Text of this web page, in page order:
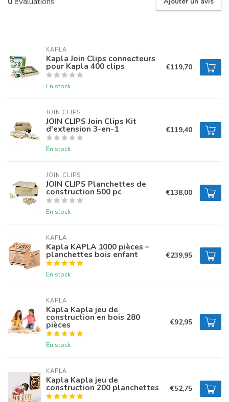
KAPLA
Kapla Join Clips connecteurs
pour Kapla 400 clips
En stock
€119,70
JOIN CLIPS
JOIN CLIPS Join Clips Kit
d'extension 3-en-1
En stock
€119,40
JOIN CLIPS
JOIN CLIPS Planchettes de
construction 500 pc
En stock
€138,00
KAPLA
Kapla KAPLA 1000 pièces –
planchettes bois enfant
En stock
€239,95
KAPLA
Kapla Kapla jeu de
construction en bois 280
pièces
En stock
€92,95
KAPLA
Kapla Kapla jeu de
construction 200 planchettes €52,75